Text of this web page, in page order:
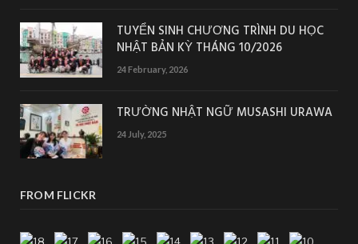
TUYỂN SINH CHƯƠNG TRÌNH DU HỌC
NHẬT BẢN KỲ THÁNG 10/2026
24 February, 2026
TRƯỜNG NHẬT NGỮ MUSASHI URAWA
24 July, 2025
FROM FLICKR